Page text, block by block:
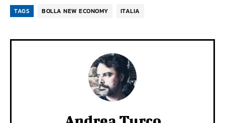
TAGS BOLLA NEW ECONOMY ITALIA